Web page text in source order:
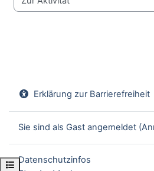
Kursindex öffnen
Zur Aktivität
Erklärung zur Barrierefreiheit
Sie sind als Gast angemeldet (
Datenschutzinfos